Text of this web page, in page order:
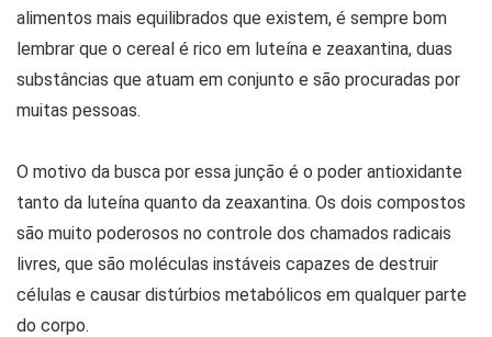
alimentos mais equilibrados que existem, é sempre bom
lembrar que o cereal é rico em luteína e zeaxantina, duas
substâncias que atuam em conjunto e são procuradas por
muitas pessoas.
O motivo da busca por essa junção é o poder antioxidante
tanto da luteína quanto da zeaxantina. Os dois compostos
são muito poderosos no controle dos chamados radicais
livres, que são moléculas instáveis capazes de destruir
células e causar distúrbios metabólicos em qualquer parte
do corpo.